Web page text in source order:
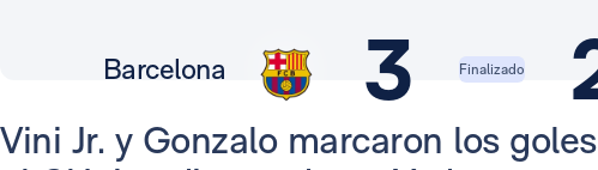
3
Barcelona Finalizado
Vini Jr. y Gonzalo marcaron los